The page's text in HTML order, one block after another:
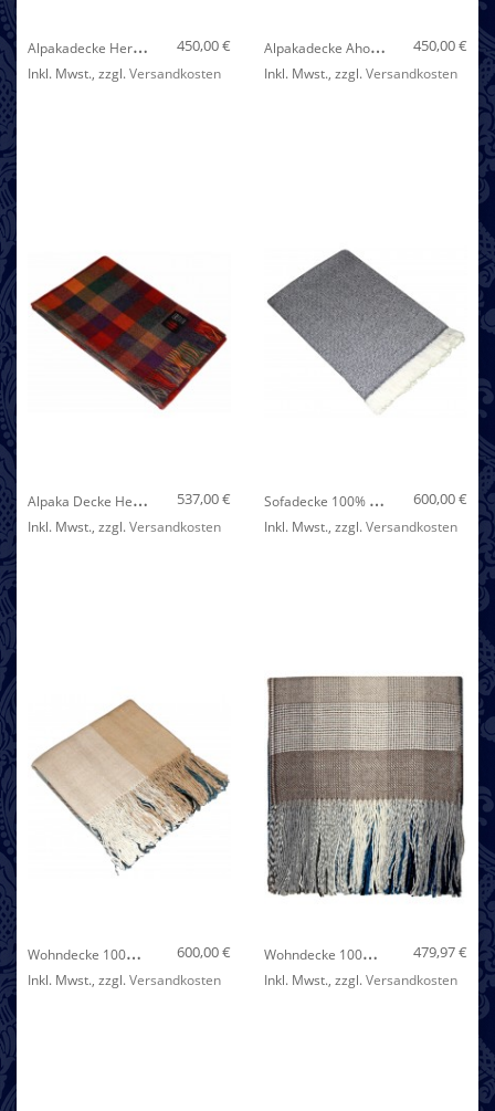
A
Lpakadecke Herbstrosé LORENZO CANA 450,00 €
Inkl. Mwst., zzgl.Versandkosten
A
Lpakadecke Ahornrot LORENZO CANA 450,00 €
Inkl. Mwst., zzgl.Versandkosten
A
Lpaka Decke Herbstfarben LORENZO CANA 537,00 €
Inkl. Mwst., zzgl.Versandkosten
S
Ofadecke 100% Kaschmir Hellgrau Weiß Rauten LORENZO CANA 600,00 €
Inkl. Mwst., zzgl.Versandkosten
Nicht auf Lager
W
Ohndecke 100% Alpaka Fair Trade Pastellfarben LORENZO CANA 600,00 €
Inkl. Mwst., zzgl.Versandkosten
W
Ohndecke 100% Alpaka Fair Trade Blau Braun Karo LORENZO CANA 479,97 €
Inkl. Mwst., zzgl.Versandkosten